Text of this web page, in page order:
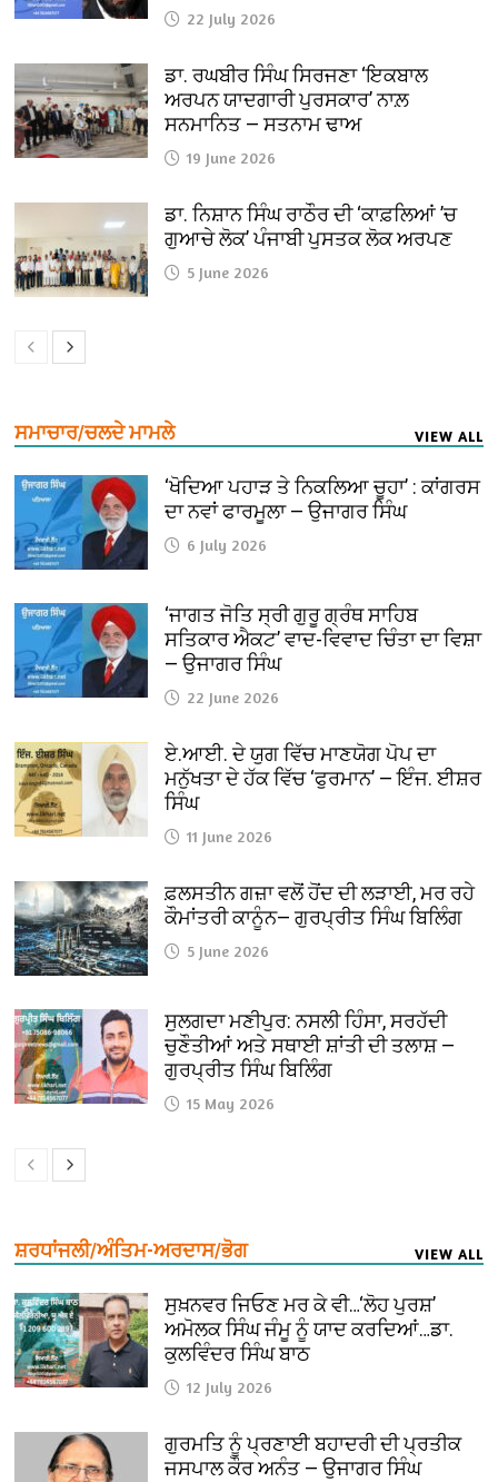
22 July 2026
ਡਾ. ਰਘਬੀਰ ਸਿੰਘ ਸਿਰਜਣਾ ‘ਇਕਬਾਲ
ਅਰਪਨ ਯਾਦਗਾਰੀ ਪੁਰਸਕਾਰ’ ਨਾਲ਼
ਸਨਮਾਨਿਤ — ਸਤਨਾਮ ਢਾਅ
19 June 2026
ਡਾ. ਨਿਸ਼ਾਨ ਸਿੰਘ ਰਾਠੌਰ ਦੀ ‘ਕਾਫ਼ਲਿਆਂ ’ਚ
ਗੁਆਚੇ ਲੋਕ’ ਪੰਜਾਬੀ ਪੁਸਤਕ ਲੋਕ ਅਰਪਣ
5 June 2026
ਸਮਾਚਾਰ/ਚਲਦੇ ਮਾਮਲੇ VIEW ALL
‘ਖੋਦਿਆ ਪਹਾੜ ਤੇ ਨਿਕਲਿਆ ਚੂਹਾ’ : ਕਾਂਗਰਸ
ਦਾ ਨਵਾਂ ਫਾਰਮੂਲਾ — ਉਜਾਗਰ ਸਿੰਘ
6 July 2026
‘ਜਾਗਤ ਜੋਤਿ ਸ੍ਰੀ ਗੁਰੂ ਗ੍ਰੰਥ ਸਾਹਿਬ
ਸਤਿਕਾਰ ਐਕਟ’ ਵਾਦ-ਵਿਵਾਦ ਚਿੰਤਾ ਦਾ ਵਿਸ਼ਾ
— ਉਜਾਗਰ ਸਿੰਘ
22 June 2026
ਏ.ਆਈ. ਦੇ ਯੁਗ ਵਿੱਚ ਮਾਣਯੋਗ ਪੋਪ ਦਾ
ਮਨੁੱਖਤਾ ਦੇ ਹੱਕ ਵਿੱਚ ‘ਫੁਰਮਾਨ’ — ਇੰਜ. ਈਸ਼ਰ
ਸਿੰਘ
11 June 2026
ਫ਼ਲਸਤੀਨ ਗਜ਼ਾ ਵਲੋਂ ਹੋਂਦ ਦੀ ਲੜਾਈ, ਮਰ ਰਹੇ
ਕੌਮਾਂਤਰੀ ਕਾਨੂੰਨ— ਗੁਰਪ੍ਰੀਤ ਸਿੰਘ ਬਿਲਿੰਗ
5 June 2026
ਸੁਲਗਦਾ ਮਣੀਪੁਰ: ਨਸਲੀ ਹਿੰਸਾ, ਸਰਹੱਦੀ
ਚੁਣੌਤੀਆਂ ਅਤੇ ਸਥਾਈ ਸ਼ਾਂਤੀ ਦੀ ਤਲਾਸ਼ —
ਗੁਰਪ੍ਰੀਤ ਸਿੰਘ ਬਿਲਿੰਗ
15 May 2026
ਸ਼ਰਧਾਂਜਲੀ/ਅੰਤਿਮ-ਅਰਦਾਸ/ਭੋਗ VIEW ALL
ਸੁਖ਼ਨਵਰ ਜਿਓਣ ਮਰ ਕੇ ਵੀ…‘ਲੋਹ ਪੁਰਸ਼’
ਅਮੋਲਕ ਸਿੰਘ ਜੰਮੂ ਨੂੰ ਯਾਦ ਕਰਦਿਆਂ…ਡਾ.
ਕੁਲਵਿੰਦਰ ਸਿੰਘ ਬਾਠ
12 July 2026
ਗੁਰਮਤਿ ਨੂੰ ਪ੍ਰਣਾਈ ਬਹਾਦਰੀ ਦੀ ਪ੍ਰਤੀਕ
ਜਸਪਾਲ ਕੌਰ ਅਨੰਤ — ਉਜਾਗਰ ਸਿੰਘ